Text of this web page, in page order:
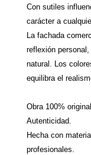
Con sutiles
carácter a
La fachada
reflexión
natural. Los
equilibra el
Obra 100%
Autenticidad.
Hecha con
profesionales.